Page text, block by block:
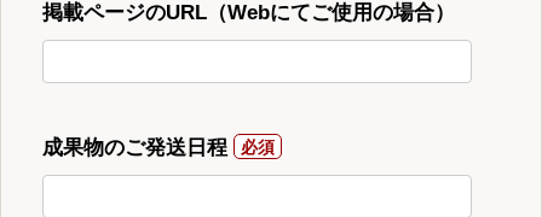
掲載ページのURL（Webにてご使用の場合）
成果物のご発送日程